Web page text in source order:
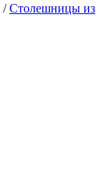
/Столешницы из